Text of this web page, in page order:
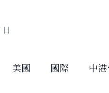
美國 國際 中